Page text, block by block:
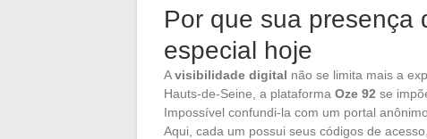
Por que sua presença
especial hoje
Avisibilidade digital não se limita mais a
Hauts-de-Seine, a plataforma Oze 92 se
Impossível confundi-la com um portal
Aqui, cada um possui seus códigos de